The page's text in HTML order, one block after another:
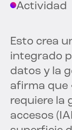
Actividad
Esto crea
integrado
datos y la
afirma que
requiere la
accesos